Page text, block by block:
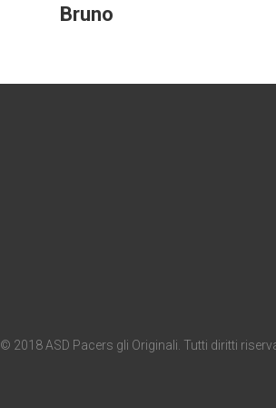
Bruno
© 2018 ASD Pacers gli Originali. Tutti diritti